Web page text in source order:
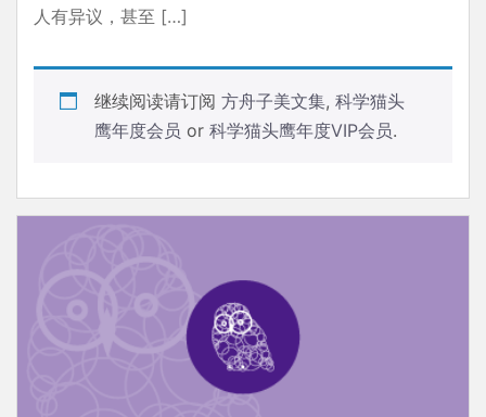
人有异议，甚至 […]
继续阅读请订阅 方舟子美文集, 科学猫头
鹰年度会员 or 科学猫头鹰年度VIP会员.